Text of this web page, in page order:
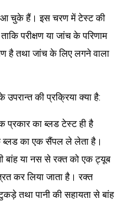
चुके हैं। इस चरण में टेस्ट की
परीक्षण या जांच के परिणाम
है तथा जांच के लिए लगने वाला
की प्रक्रिया क्या है:
प्रकार का ब्लड टेस्ट ही है
ब्लड का एक सैंपल ले लेता है।
बांह या नस से रक्त को एक ट्यूब
कर लिया जाता है। रक्त
तथा पानी की सहायता से बांह